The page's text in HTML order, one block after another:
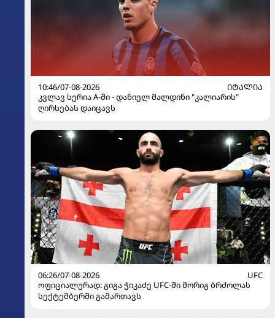
10:46/07-08-2026
ᲘᲢᲐᲚᲘᲐ
კვლავ სერია A-ში - დანიელ მალდინი "კალიარის"
ღირსებას დაიცავს
06:26/07-08-2026
UFC
ოფიციალურად: გიგა ჭიკაძე UFC-ში მორიგ ბრძოლას
სექტემბერში გამართავს